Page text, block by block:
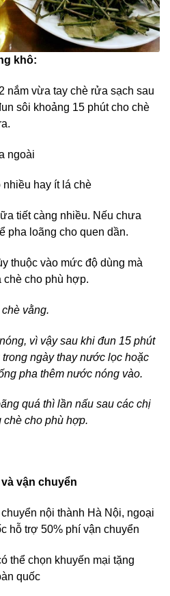
khô:
nắm vừa tay chè rửa sạch sau
sôi khoảng 15 phút cho chè
ngoài
hay ít lá chè
tiết càng nhiều. Nếu chưa
pha loãng cho quen dần.
thuộc vào mức độ dùng mà
cho phù hợp.
vằng.
vì vậy sau khi đun 15 phút
ngày thay nước lọc hoặc
pha thêm nước nóng vào.
quá thì lần nấu sau các chị
cho phù hợp.
vận chuyển
nội thành Hà Nội, ngoại
hỗ trợ 50% phí vận chuyển
thể chọn khuyến mại tặng
quốc